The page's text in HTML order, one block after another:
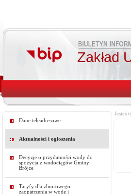
Zakład
Dane teleadresowe
Aktualności i ogłoszenia
Decyzje o przydatności wody do
spożycia z wodociągów Gminy
Brójce
Taryfy dla zbiorowego
zaopatrzenia w wodę i
Jesteś